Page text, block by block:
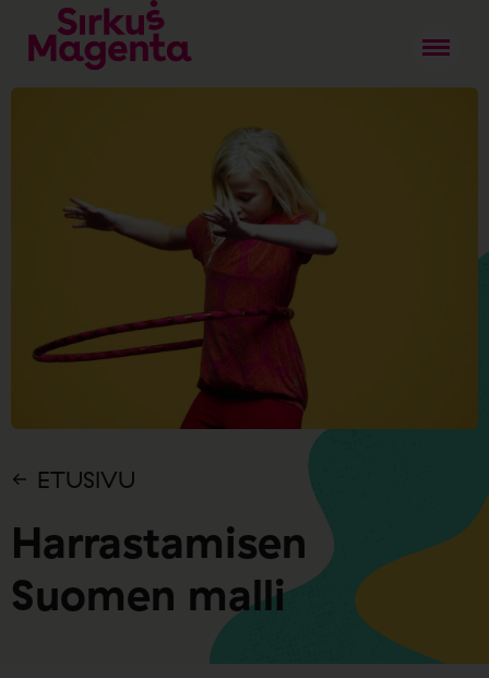
ETUSIVU
Harrastamisen
Suomen malli